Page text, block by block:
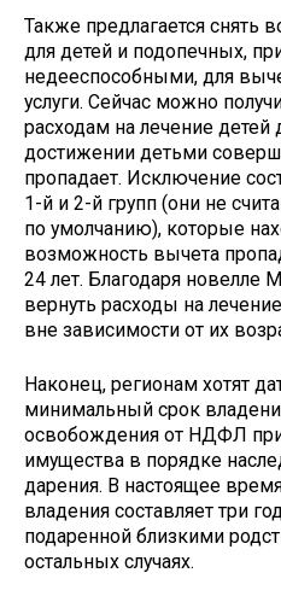
Также предлагается снять
для детей и подопечных,
недееспособными, для
услуги. Сейчас можно
расходам на лечение детей
достижении детьми
пропадает. Исключение
1-й и 2-й групп (они не
по умолчанию), которые
возможность вычета
24 лет. Благодаря
вернуть расходы на
вне зависимости от их
Наконец, регионам хотят
минимальный срок
освобождения от НДФЛ
имущества в порядке
дарения. В настоящее
владения составляет три
подаренной близкими
остальных случаях.